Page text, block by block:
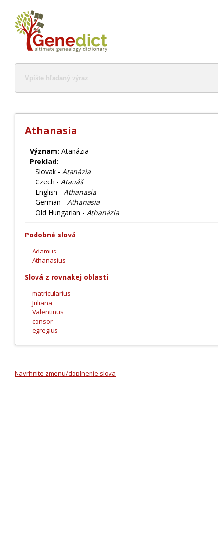
Athanasia
Význam: Atanázia
Preklad:
Slovak - Atanázia
Czech - Atanáš
English - Athanasia
German - Athanasia
Old Hungarian - Athanázia
Podobné slová
Adamus
Athanasius
Slová z rovnakej oblasti
matricularius
Juliana
Valentinus
consor
egregius
Navrhnite zmenu/doplnenie slova